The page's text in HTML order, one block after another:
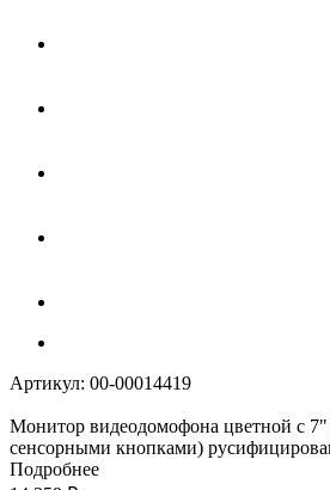
Артикул: 00-00014419
Монитор видеодомофона цветной с
сенсорными кнопками)
Подробнее